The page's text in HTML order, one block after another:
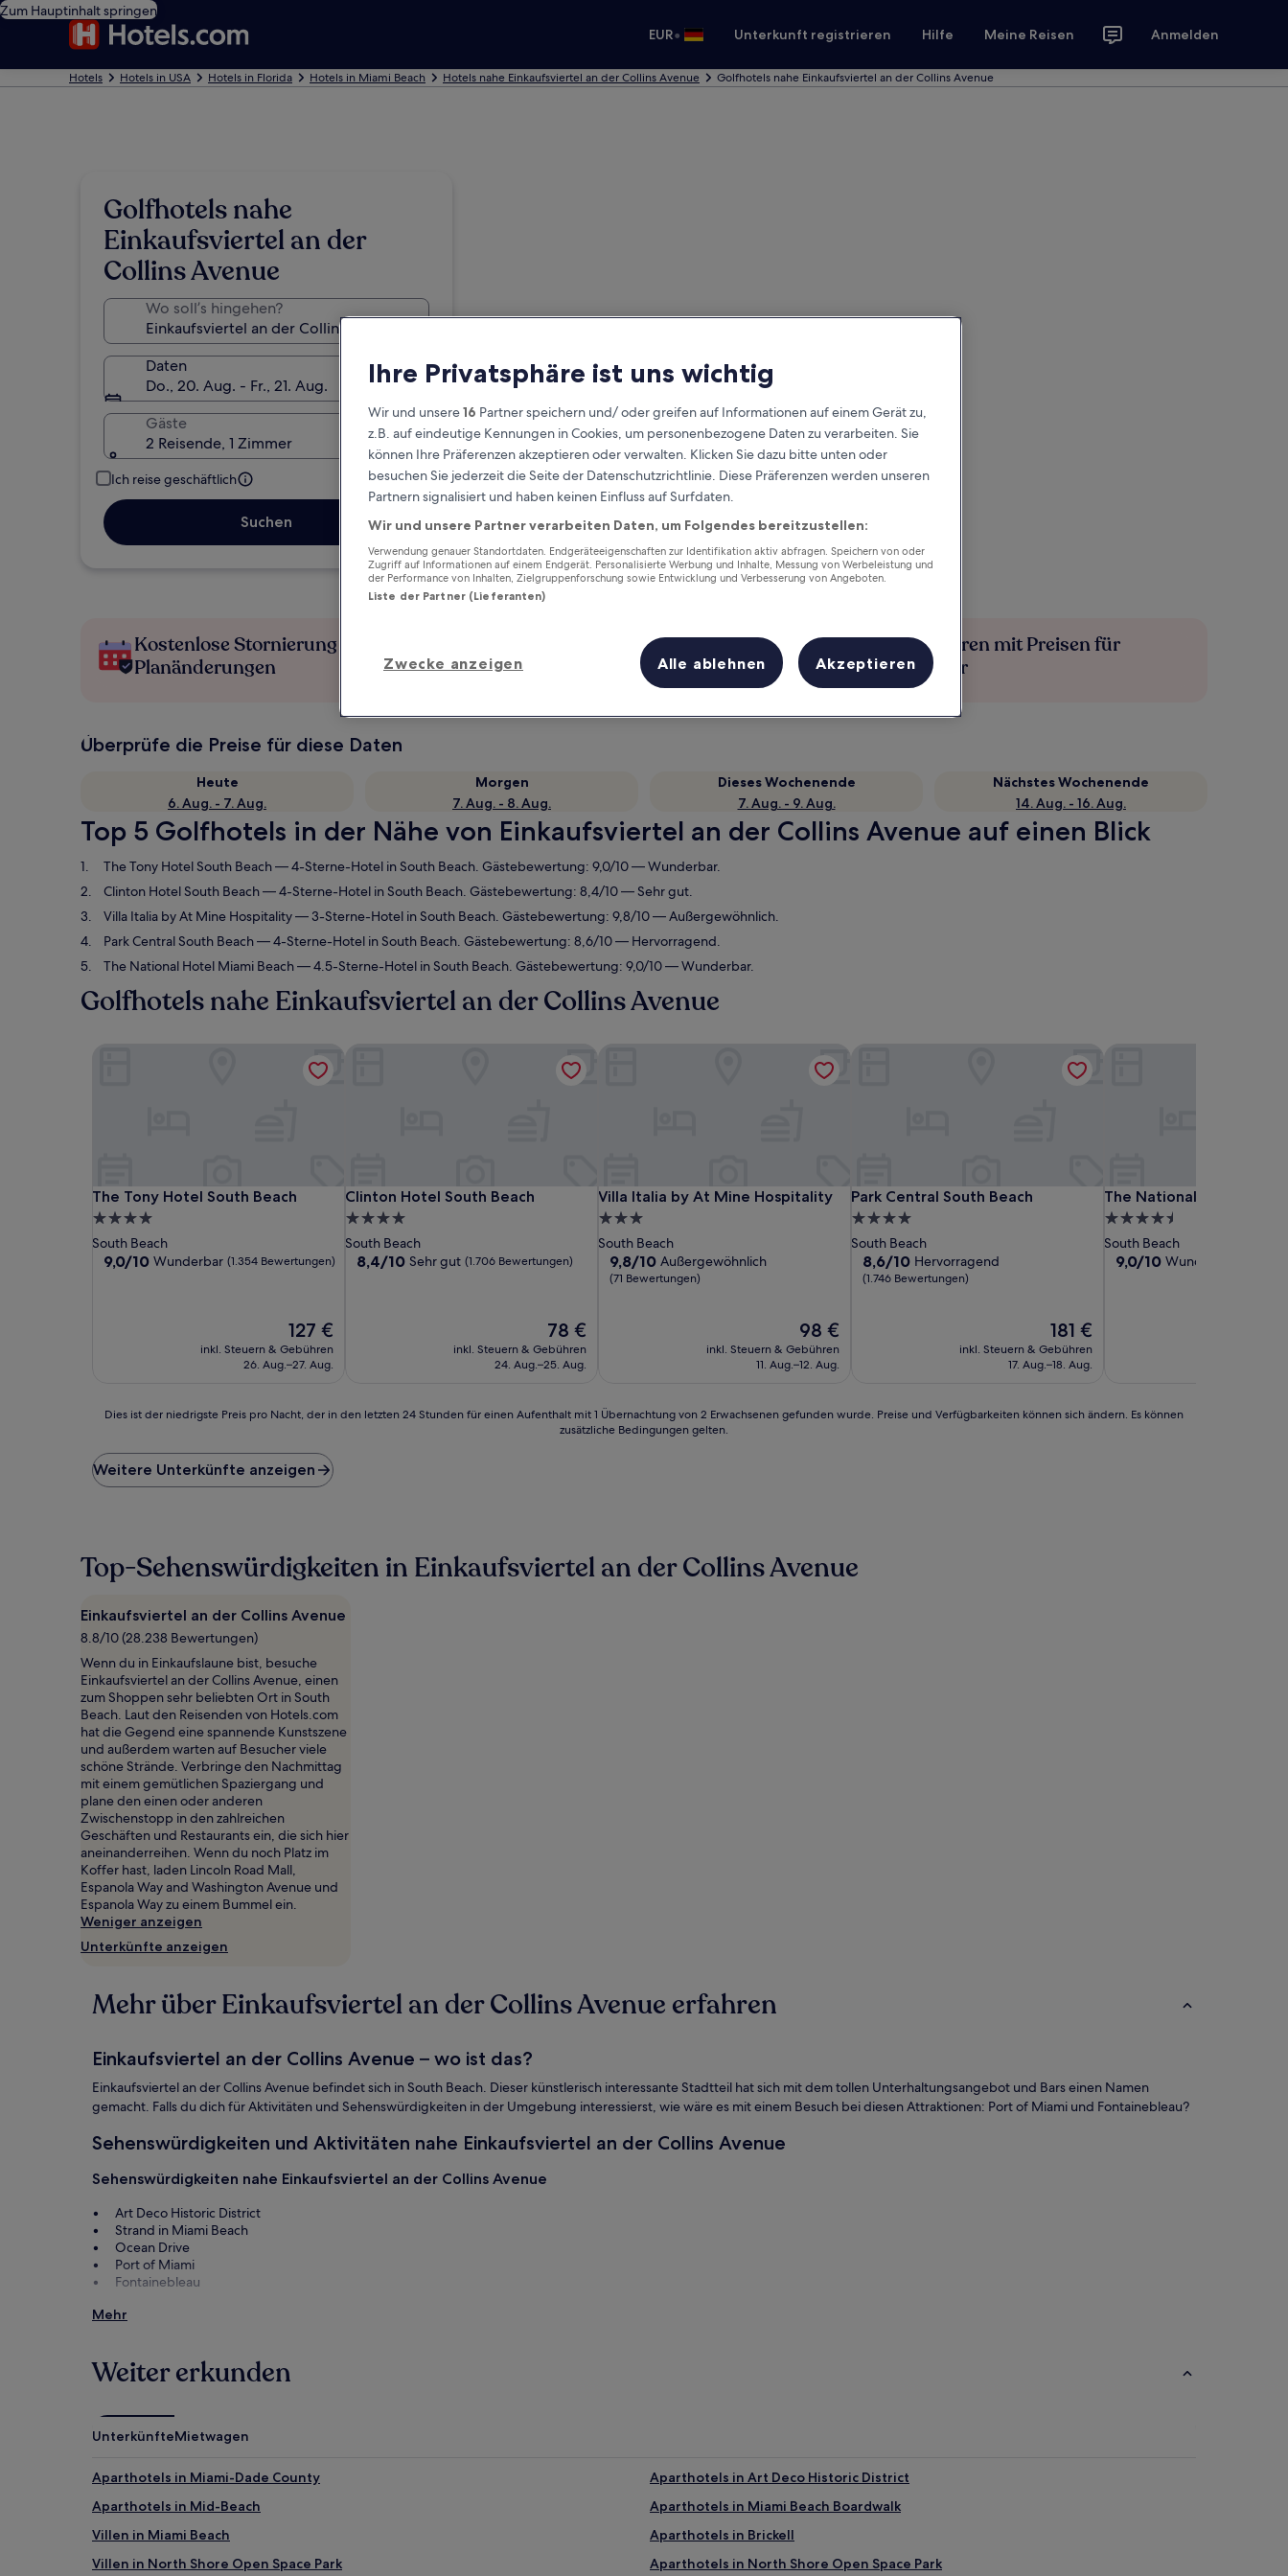
Zum Hauptinhalt springen
EUR• Unterkunft registrieren Hilfe Meine Reisen Anmelden
Hotels Hotels in USA Hotels in Florida Hotels in Miami Beach Hotels nahe Einkaufsviertel an der Collins Avenue Golfhotels nahe Einkaufsviertel an der Collins Avenue
Golfhotels nahe
Einkaufsviertel an der
Collins Avenue
Wo soll’s hingehen?
Daten
Do., 20. Aug. - Fr., 21. Aug.
Gäste
2 Reisende, 1 Zimmer
Ich reise geschäftlich
Suchen
Kostenlose Stornierung bei
Planänderungen
Verdiene Prämien für jede
wahrgenommene Übernachtung
Mehr sparen mit Preisen für
Mitglieder
Überprüfe die Preise für diese Daten
Heute
6. Aug. - 7. Aug.
Morgen
7. Aug. - 8. Aug.
Dieses Wochenende
7. Aug. - 9. Aug.
Nächstes Wochenende
14. Aug. - 16. Aug.
Top 5 Golfhotels in der Nähe von Einkaufsviertel an der Collins Avenue auf einen Blick
The Tony Hotel South Beach— 4-Sterne-Hotel in South Beach. Gästebewertung: 9,0/10 — Wunderbar.
Clinton Hotel South Beach— 4-Sterne-Hotel in South Beach. Gästebewertung: 8,4/10 — Sehr gut.
Villa Italia by At Mine Hospitality— 3-Sterne-Hotel in South Beach. Gästebewertung: 9,8/10 — Außergewöhnlich.
Park Central South Beach— 4-Sterne-Hotel in South Beach. Gästebewertung: 8,6/10 — Hervorragend.
The National Hotel Miami Beach— 4.5-Sterne-Hotel in South Beach. Gästebewertung: 9,0/10 — Wunderbar.
Golfhotels nahe Einkaufsviertel an der Collins Avenue
The Tony Hotel South Beach
The Tony Hotel South Beach
4.0-
Sterne-
Unterkunft
South Beach
9.0
9,0/10 Wunderbar (1.354 Bewertungen)
Der
Preis
beträgt
127 €
inkl. Steuern & Gebühren
26. Aug.–27. Aug.
Clinton Hotel South Beach
Clinton Hotel South Beach
4.0-
Sterne-
Unterkunft
South Beach
8.4
8,4/10 Sehr gut (1.706 Bewertungen)
Der
Preis
beträgt
78 €
inkl. Steuern & Gebühren
24. Aug.–25. Aug.
Villa Italia by At Mine Hospitality
Villa Italia by At Mine Hospitality
3.0-
Sterne-
Unterkunft
South Beach
9.8
von
9,8/10 Außergewöhnlich
(71 Bewertungen)
Der
Preis
beträgt
98 €
inkl. Steuern & Gebühren
11. Aug.–12. Aug.
Villa Italia by At Mine Hospitality
Park Central South Beach
Park Central South Beach
4.0-
Sterne-
Unterkunft
South Beach
8.6
von
8,6/10 Hervorragend
(1.746 Bewertungen)
Der
Preis
beträgt
181 €
inkl. Steuern & Gebühren
17. Aug.–18. Aug.
The National Hotel
The National Hotel Miami
4.5-
Sterne-
Unterkunft
South Beach
9.0
9,0/10 Wunderbar
Dies
niedrigste
Preis
den
letzten
für
einen
Aufenthalt
mit
1 Übernachtung
von
2 Erwachsenen
gefunden
wurde.
Preise
und
Verfügbarkeiten
können
sich
ändern.
Es
können
zusätzliche
Bedingungen
gelten.
Dies ist der niedrigste Preis pro Nacht, der in den letzten 24 Stunden für einen Aufenthalt mit 1 Übernachtung von 2 Erwachsenen gefunden wurde. Preise und Verfügbarkeiten können sich ändern. Es können
zusätzliche Bedingungen gelten.
Weitere Unterkünfte anzeigen
Top-Sehenswürdigkeiten in Einkaufsviertel an der Collins Avenue
Einkaufsviertel an der Collins Avenue
8.8/10 (28.238 Bewertungen)
Wenn du in Einkaufslaune bist, besuche
Einkaufsviertel an der Collins Avenue, einen
zum Shoppen sehr beliebten Ort in South
Beach. Laut den Reisenden von Hotels.com
hat die Gegend eine spannende Kunstszene
und außerdem warten auf Besucher viele
schöne Strände. Verbringe den Nachmittag
mit einem gemütlichen Spaziergang und
plane den einen oder anderen
Zwischenstopp in den zahlreichen
Geschäften und Restaurants ein, die sich hier
aneinanderreihen. Wenn du noch Platz im
Koffer hast, laden Lincoln Road Mall,
Espanola Way and Washington Avenue und
Espanola Way zu einem Bummel ein.
Weniger anzeigen
Unterkünfte anzeigen
Mehr über Einkaufsviertel an der Collins Avenue erfahren
Einkaufsviertel an der Collins Avenue – wo ist das?
Einkaufsviertel an der Collins Avenue befindet sich in South Beach. Dieser künstlerisch interessante Stadtteil hat sich mit dem tollen Unterhaltungsangebot und Bars einen Namen
gemacht. Falls du dich für Aktivitäten und Sehenswürdigkeiten in der Umgebung interessierst, wie wäre es mit einem Besuch bei diesen Attraktionen: Port of Miami und Fontainebleau?
Sehenswürdigkeiten und Aktivitäten nahe Einkaufsviertel an der Collins Avenue
Sehenswürdigkeiten nahe Einkaufsviertel an der Collins Avenue
Art Deco Historic District
Strand in Miami Beach
Ocean Drive
Port of Miami
Fontainebleau
Aktivitäten nahe Einkaufsviertel an der Collins Avenue
Bayside Marketplace
Lincoln Road Mall
Mehr
Weiter erkunden
UnterkünfteMietwagen
Aparthotels in Miami-Dade County
Aparthotels in Art Deco Historic District
Aparthotels in Mid-Beach
Aparthotels in Miami Beach Boardwalk
Villen in Miami Beach
Aparthotels in Brickell
Villen in North Shore Open Space Park
Aparthotels in North Shore Open Space Park
Ihre Privatsphäre ist uns wichtig
Wir und unsere16 Partner speichern und/ oder greifen auf Informationen auf einem Gerät zu,
z.B. auf eindeutige Kennungen in Cookies, um personenbezogene Daten zu verarbeiten. Sie
können Ihre Präferenzen akzeptieren oder verwalten. Klicken Sie dazu bitte unten oder
besuchen Sie jederzeit die Seite der Datenschutzrichtlinie. Diese Präferenzen werden unseren
Partnern signalisiert und haben keinen Einfluss auf Surfdaten.
Wir und unsere Partner verarbeiten Daten, um Folgendes bereitzustellen:
Verwendung genauer Standortdaten. Endgeräteeigenschaften zur Identifikation aktiv abfragen. Speichern von oder
Zugriff auf Informationen auf einem Endgerät. Personalisierte Werbung und Inhalte, Messung von Werbeleistung und
der Performance von Inhalten, Zielgruppenforschung sowie Entwicklung und Verbesserung von Angeboten.
Liste der Partner (Lieferanten)
Zwecke anzeigen Alle ablehnen Akzeptieren